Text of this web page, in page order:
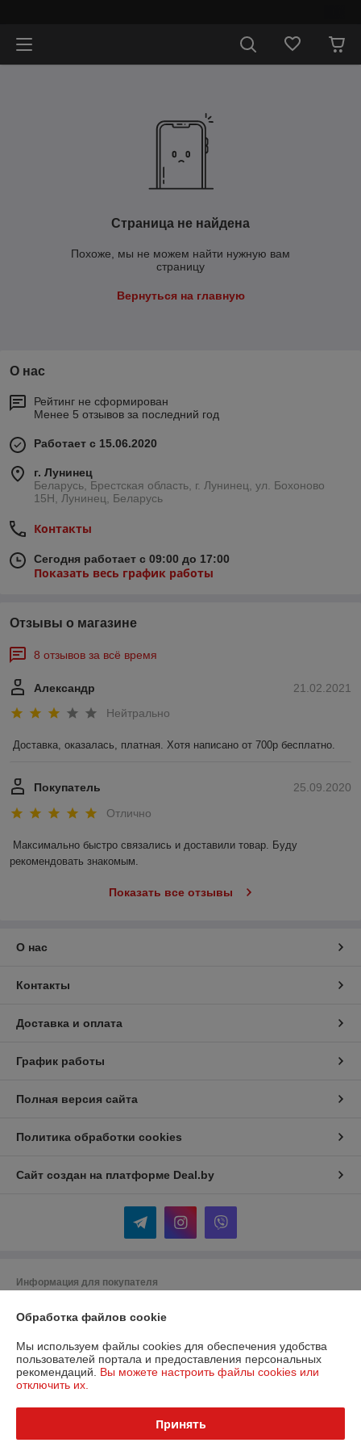
Страница не найдена
Похоже, мы не можем найти нужную вам
страницу
Вернуться на главную
О нас
Рейтинг не сформирован
Менее 5 отзывов за последний год
Работает с 15.06.2020
г. Лунинец
Беларусь, Брестская область, г. Лунинец, ул. Бохоново
15Н, Лунинец, Беларусь
Контакты
Сегодня работает с 09:00 до 17:00
Показать весь график работы
Отзывы о магазине
8 отзывов за всё время
21.02.2021
Александр
Нейтрально
Доставка, оказалась, платная. Хотя написано от 700р бесплатно.
25.09.2020
Покупатель
Отлично
Максимально быстро связались и доставили товар. Буду
рекомендовать знакомым.
Показать все отзывы
О нас
Контакты
Доставка и оплата
График работы
Полная версия сайта
Политика обработки cookies
Сайт создан на платформе Deal.by
Информация для покупателя
Техники»
Регистрационный номер ЕГР: 290854186
УНП: 290854186
Регистрационный орган: Лунинецкий Районный исполнительный
Обработка файлов cookie
Мы используем файлы cookies для обеспечения удобства
пользователей портала и предоставления персональных
рекомендаций. Вы можете настроить файлы cookies или
отключить их.
Принять